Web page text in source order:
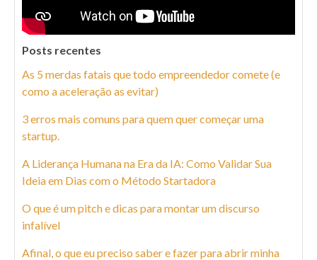
Posts recentes
As 5 merdas fatais que todo empreendedor comete (e
como a aceleração as evitar)
3 erros mais comuns para quem quer começar uma
startup.
A Liderança Humana na Era da IA: Como Validar Sua
Ideia em Dias com o Método Startadora
O que é um pitch e dicas para montar um discurso
infalível
Afinal, o que eu preciso saber e fazer para abrir minha